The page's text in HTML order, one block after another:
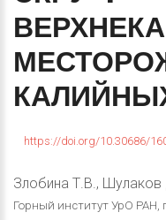
https://doi.org/10.30686/
Злобина Т.В.,
Горный институт УрО РАН,